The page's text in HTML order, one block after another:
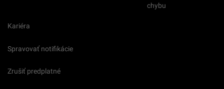
chybu
Kariéra
Spravovať notifikácie
Zrušiť predplatné